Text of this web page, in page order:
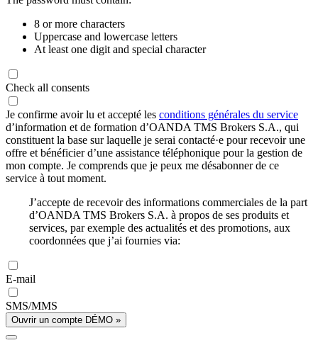
8 or more characters
Uppercase and lowercase letters
At least one digit and special character
Check all consents
Je confirme avoir lu et accepté les conditions générales du service
d’information et de formation d’OANDA TMS Brokers S.A., qui
constituent la base sur laquelle je serai contacté·e pour recevoir une
offre et bénéficier d’une assistance téléphonique pour la gestion de
mon compte. Je comprends que je peux me désabonner de ce
service à tout moment.
J’accepte de recevoir des informations commerciales de la part
d’OANDA TMS Brokers S.A. à propos de ses produits et
services, par exemple des actualités et des promotions, aux
coordonnées que j’ai fournies via:
E-mail
SMS/MMS
Ouvrir un compte DÉMO »